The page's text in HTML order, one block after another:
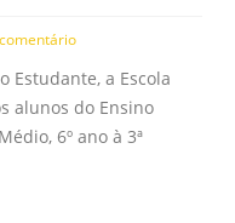
Estudante, a Escola
alunos do Ensino
6º ano à 3ª